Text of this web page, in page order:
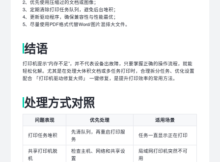
2、优先使用压缩过的文档或图像；
3、定期清除打印任务队列，避免后台堆积；
4、更新驱动程序，确保兼容性与性能最优；
5、尽量使用PDF格式代替Word/图片混排大文件。
结语
打印机提示“内存不足”，并不代表设备出故障，只要掌握正确的操作流程，就能
轻松化解。尤其是在处理大体积文档或多任务打印时，合理拆分任务、优化设置
配合 「打印机驱动修复大师」 一键修复，是提升打印效率的常用方法。
处理方式对照
问题表现 优先处理 适用场景
打印任务堆积
先清队列，再重启打印服
务
任务一直显示正在打印
共享打印机脱
机
检查主机、网络和共享设
置
局域网打印机突然不可
用